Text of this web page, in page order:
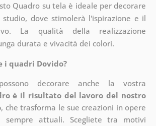
Quadro su tela è ideale per decorare
dove stimolerà l'ispirazione e il
La qualità della realizzazione
durata e vivacità dei colori.
i quadri Dovido?
decorare anche la vostra
è il risultato del lavoro del nostro
, chetrasforma le sue creazioni in opere
sempre attuali. Scegliete tra motivi